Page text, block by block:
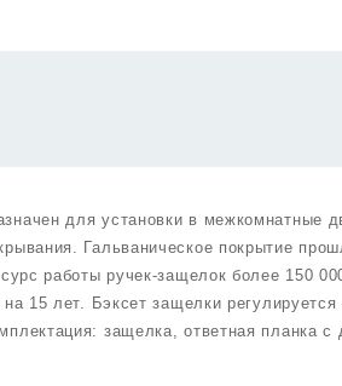
для установки в межкомнатные
Гальваническое покрытие
работы ручек-защелок более 150
на 15 лет. Бэксет защелки
защелка, ответная планка с